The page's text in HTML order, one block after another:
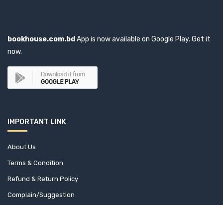
bookhouse.com.bd App is now available on Google Play. Get it
now.
IMPORTANT LINK
About Us
Terms & Condition
Refund & Return Policy
Complain/Suggestion